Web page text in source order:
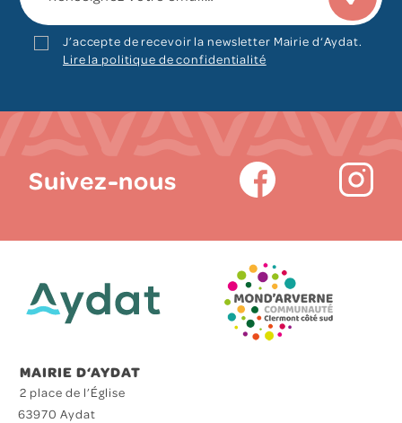
J’accepte de recevoir la newsletter Mairie d‘Aydat.
Lire la politique de confidentialité
Suivez-nous
MAIRIE D‘AYDAT
2 place de l’Église
63970 Aydat